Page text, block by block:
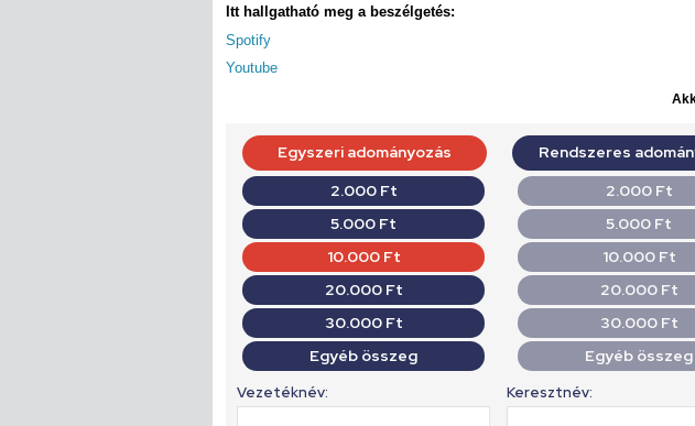
Itt hallgatható meg a beszélgetés:
Spotify
Youtube